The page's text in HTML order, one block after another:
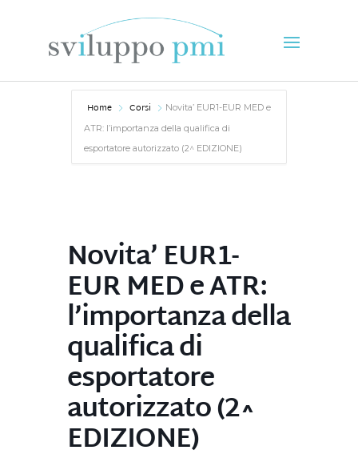
Home Corsi
Novita’ EUR1-EUR MED e
ATR: l’importanza della qualifica di
esportatore autorizzato (2^ EDIZIONE)
Novita’ EUR1-
EUR MED e ATR:
l’importanza della
qualifica di
esportatore
autorizzato (2^
EDIZIONE)